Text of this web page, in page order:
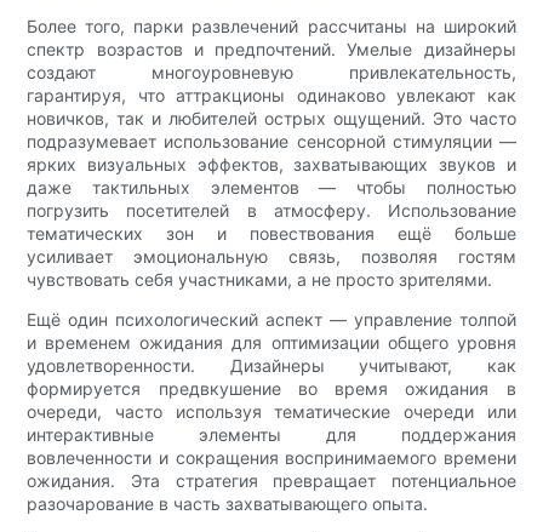
Более того, парки развлечений рассчитаны на широкий
спектр возрастов и предпочтений. Умелые дизайнеры
создают многоуровневую привлекательность,
гарантируя, что аттракционы одинаково увлекают как
новичков, так и любителей острых ощущений. Это часто
подразумевает использование сенсорной стимуляции —
ярких визуальных эффектов, захватывающих звуков и
даже тактильных элементов — чтобы полностью
погрузить посетителей в атмосферу. Использование
тематических зон и повествования ещё больше
усиливает эмоциональную связь, позволяя гостям
чувствовать себя участниками, а не просто зрителями.
Ещё один психологический аспект — управление толпой
и временем ожидания для оптимизации общего уровня
удовлетворенности. Дизайнеры учитывают, как
формируется предвкушение во время ожидания в
очереди, часто используя тематические очереди или
интерактивные элементы для поддержания
вовлеченности и сокращения воспринимаемого времени
ожидания. Эта стратегия превращает потенциальное
разочарование в часть захватывающего опыта.